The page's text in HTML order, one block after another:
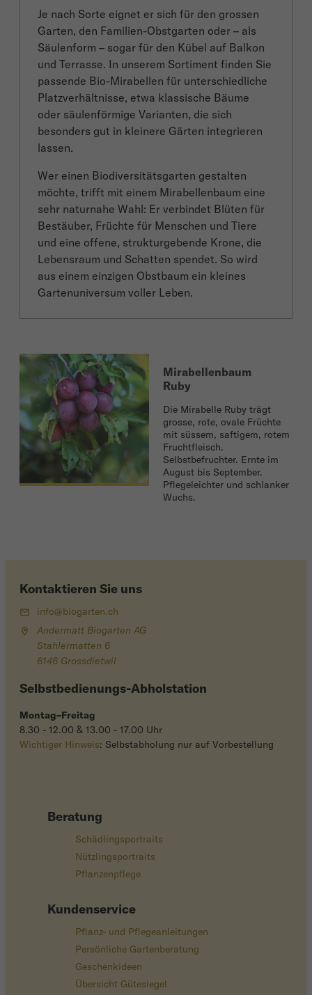
Je nach Sorte eignet er sich für den grossen
Garten, den Familien-Obstgarten oder – als
Säulenform – sogar für den Kübel auf Balkon
und Terrasse. In unserem Sortiment finden Sie
passende Bio-Mirabellen für unterschiedliche
Platzverhältnisse, etwa klassische Bäume
oder säulenförmige Varianten, die sich
besonders gut in kleinere Gärten integrieren
lassen.
Wer einen Biodiversitätsgarten gestalten
möchte, trifft mit einem Mirabellenbaum eine
sehr naturnahe Wahl: Er verbindet Blüten für
Bestäuber, Früchte für Menschen und Tiere
und eine offene, strukturgebende Krone, die
Lebensraum und Schatten spendet. So wird
aus einem einzigen Obstbaum ein kleines
Gartenuniversum voller Leben.
Mirabellenbaum
Ruby
Die Mirabelle Ruby trägt
grosse, rote, ovale Früchte
mit süssem, saftigem, rotem
Fruchtfleisch.
Selbstbefruchter. Ernte im
August bis September.
Pflegeleichter und schlanker
Wuchs.
Beratung
Schädlingsportraits
Nützlingsportraits
Pflanzenpflege
Kundenservice
Pflanz- und Pflegeanleitungen
Persönliche Gartenberatung
Geschenkideen
Übersicht Gütesiegel
Kontaktieren Sie uns
info@biogarten.ch
Andermatt Biogarten AG
Stahlermatten 6
6146 Grossdietwil
Selbstbedienungs-Abholstation
Montag–Freitag
8.30 - 12.00 & 13.00 - 17.00 Uhr
Wichtiger Hinweis: Selbstabholung nur auf Vorbestellung